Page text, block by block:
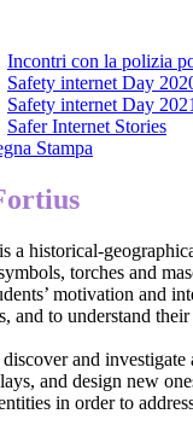
Incontri con la polizia
Safety internet Day
Safety internet Day 2021
Safer Internet Stories
Stampa
a historical-
torches and
motivation and
and to understand
and
and design new
in order to